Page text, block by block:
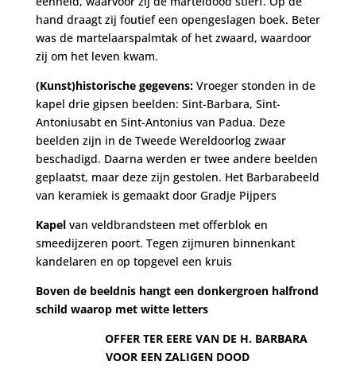
hand draagt zij foutief een opengeslagen boek. Beter
was de martelaarspalmtak of het zwaard, waardoor
zij om het leven kwam.
(Kunst)historische gegevens: Vroeger stonden in de
kapel drie gipsen beelden: Sint-Barbara, Sint-
Antoniusabt en Sint-Antonius van Padua. Deze
beelden zijn in de Tweede Wereldoorlog zwaar
beschadigd. Daarna werden er twee andere beelden
geplaatst, maar deze zijn gestolen. Het Barbarabeeld
van keramiek is gemaakt door Gradje Pijpers
Kapel van veldbrandsteen met offerblok en
smeedijzeren poort. Tegen zijmuren binnenkant
kandelaren en op topgevel een kruis
Boven de beeldnis hangt een donkergroen halfrond
schild waarop met witte letters
OFFER TER EERE VAN DE H. BARBARA
VOOR EEN ZALIGEN DOOD